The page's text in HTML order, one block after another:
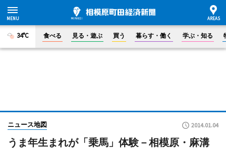
34°C 食べる 見る・遊ぶ 買う 暮らす・働く 学ぶ・知る
ニュース地図 2014.01.04
うま年生まれが「乗馬」体験－相模原・麻溝